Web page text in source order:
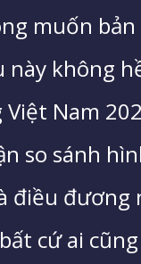
muốn
này không
Nam
so sánh
điều đương
cứ ai